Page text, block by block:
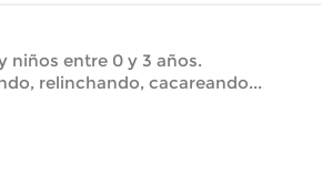
niños entre 0 y 3 años.
relinchando, cacareando...